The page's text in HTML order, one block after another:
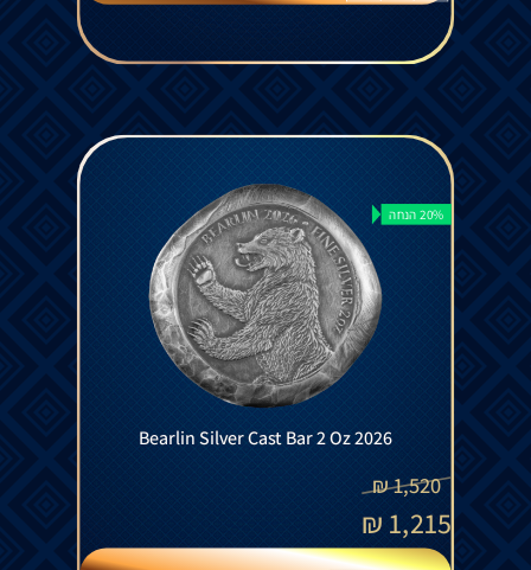
20% הנחה
Bearlin Silver Cast Bar 2 Oz 2026
1,520
₪
1,215
₪